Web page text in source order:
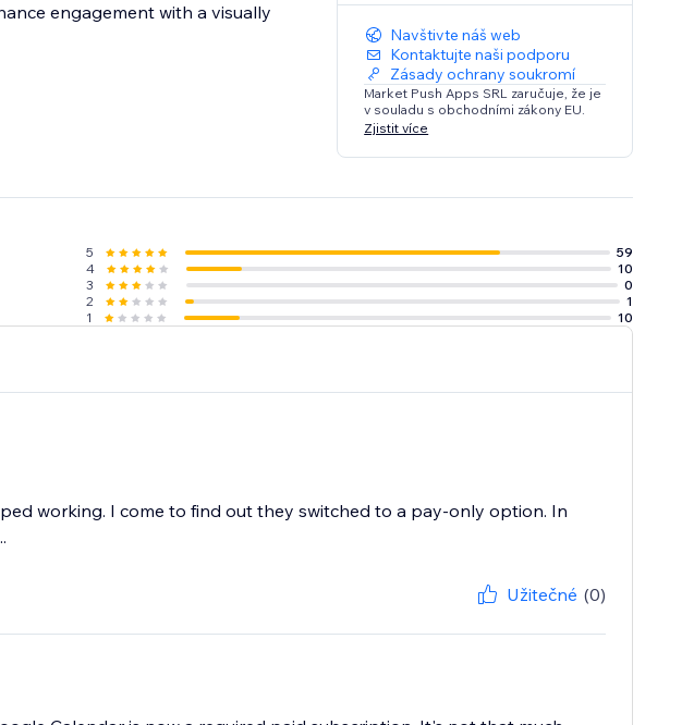
engagement with a visually
Navštivte náš web
Kontaktujte naši podporu
Zásady ochrany soukromí
Market Push Apps SRL zaručuje, že je
v souladu s obchodními zákony EU.
Zjistit více
5
59
4
10
3
0
2
1
1
10
working. I come to find out they switched to a pay-only option. In
Užitečné (0)